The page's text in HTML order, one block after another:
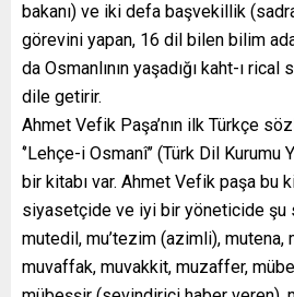
bakanı) ve iki defa başvekillik
görevini yapan, 16 dil bilen bilim
da Osmanlının yaşadığı kaht-ı rical
dile getirir.
Ahmet Vefik Paşa’nın ilk Türkçe
‘’Lehçe-i Osmanî’’ (Türk Dil Kurumu
bir kitabı var. Ahmet Vefik paşa bu
siyasetçide ve iyi bir yöneticide şu
mutedil, mu’tezim (azimli),
muvaffak, muvakkit, muzaffer,